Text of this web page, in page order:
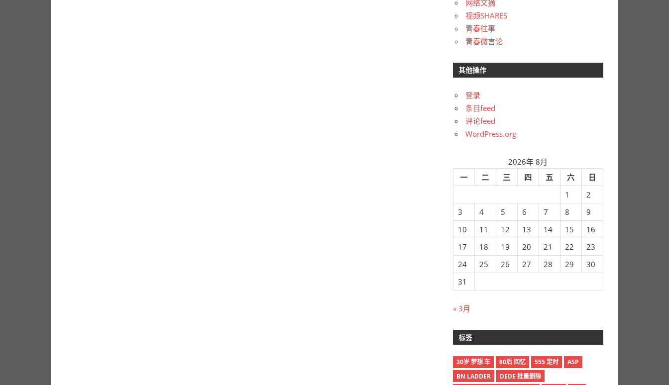
网络文摘
视频SHARES
青春往事
青春微言论
其他操作
登录
条目feed
评论feed
WordPress.org
2026年 8月
一
二 三 四 五 六
日
1
2
3
4 5 6 7 8
9
10
11 12 13 14 15
16
17
18 19 20 21 22
23
24
25 26 27 28 29
30
31
« 3月
标签
30岁 梦想 车 80后 回忆 555 定时
ASP
BN LADDER
DEDE 批量删除